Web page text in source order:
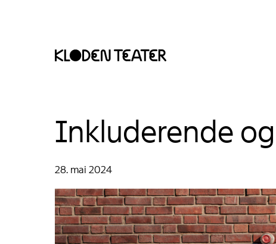
Inkluderende
28. mai 2024